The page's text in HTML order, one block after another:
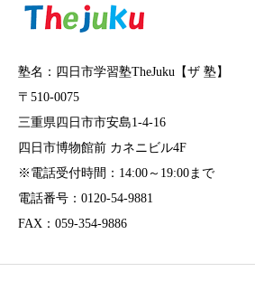
塾名：四日市学習塾TheJuku【ザ 塾】
〒510-0075
三重県四日市市安島1-4-16
四日市博物館前 カネニビル4F
※電話受付時間：14:00～19:00まで
電話番号：0120-54-9881
FAX：059-354-9886